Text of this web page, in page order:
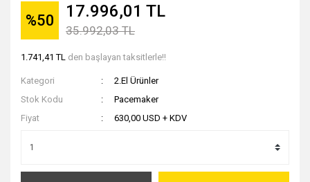
%50 17.996,01 TL
35.992,03 TL
1.741,41 TL den başlayan taksitlerle!!
Kategori
2.El Ürünler
Stok Kodu
Pacemaker
Fiyat
630,00 USD + KDV